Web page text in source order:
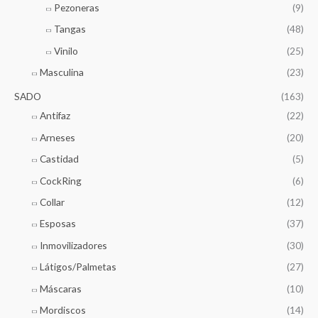
Pezoneras
(9)
Tangas
(48)
Vinilo
(25)
Masculina
(23)
SADO
(163)
Antifaz
(22)
Arneses
(20)
Castidad
(5)
CockRing
(6)
Collar
(12)
Esposas
(37)
Inmovilizadores
(30)
Látigos/Palmetas
(27)
Máscaras
(10)
Mordiscos
(14)